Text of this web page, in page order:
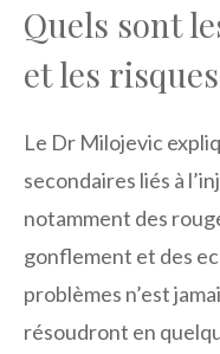
Quels sont
et les
Le Dr Milojevic
secondaires liés à
notamment des
gonflement et des
problèmes n’est
résoudront en